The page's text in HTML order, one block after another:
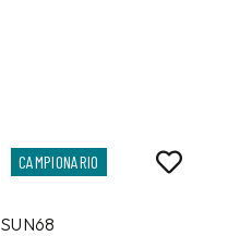
CAMPIONARIO
SUN68